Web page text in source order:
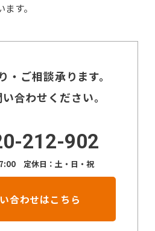
す。
・ご相談承ります。
合わせください。
212-902
定休日：土・日・祝
合わせはこちら